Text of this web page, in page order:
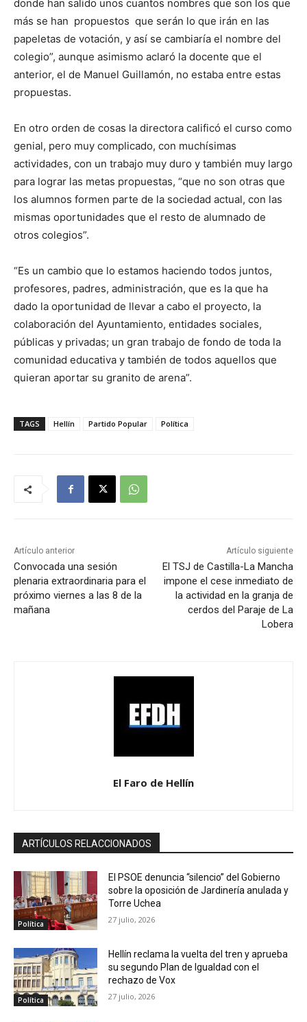
donde han salido unos cuantos nombres que son los que
más se han propuestos que serán lo que irán en las
papeletas de votación, y así se cambiaría el nombre del
colegio”, aunque asimismo aclaró la docente que el
anterior, el de Manuel Guillamón, no estaba entre estas
propuestas.
En otro orden de cosas la directora calificó el curso como
genial, pero muy complicado, con muchísimas
actividades, con un trabajo muy duro y también muy largo
para lograr las metas propuestas, “que no son otras que
los alumnos formen parte de la sociedad actual, con las
mismas oportunidades que el resto de alumnado de
otros colegios”.
“Es un cambio que lo estamos haciendo todos juntos,
profesores, padres, administración, que es la que ha
dado la oportunidad de llevar a cabo el proyecto, la
colaboración del Ayuntamiento, entidades sociales,
públicas y privadas; un gran trabajo de fondo de toda la
comunidad educativa y también de todos aquellos que
quieran aportar su granito de arena”.
TAGS Hellín Partido Popular Política
Artículo anterior
Convocada una sesión
plenaria extraordinaria para el
próximo viernes a las 8 de la
mañana
Artículo siguiente
El TSJ de Castilla-La Mancha
impone el cese inmediato de
la actividad en la granja de
cerdos del Paraje de La
Lobera
El Faro de Hellín
ARTÍCULOS RELACCIONADOS
Política
El PSOE denuncia “silencio” del Gobierno
sobre la oposición de Jardinería anulada y
Torre Uchea
27 julio, 2026
Política
Hellín reclama la vuelta del tren y aprueba
su segundo Plan de Igualdad con el
rechazo de Vox
27 julio, 2026